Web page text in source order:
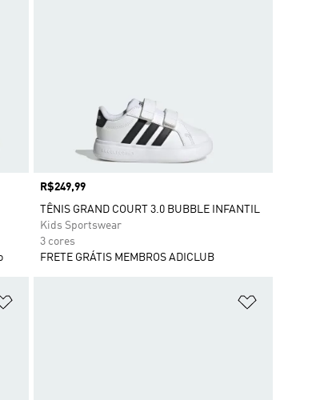
Preço
R$249,99
TÊNIS GRAND COURT 3.0 BUBBLE INFANTIL
Kids Sportswear
3 cores
FRETE GRÁTIS MEMBROS ADICLUB